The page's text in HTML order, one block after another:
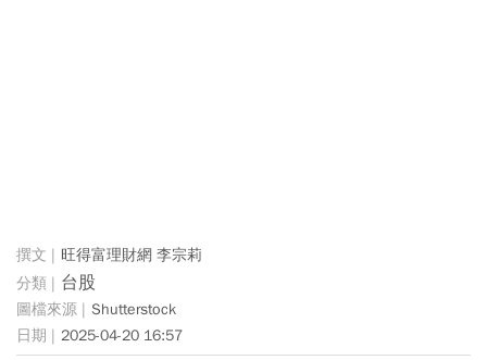
旺得富理財網 李宗莉
台股
Shutterstock
2025-04-20 16:57